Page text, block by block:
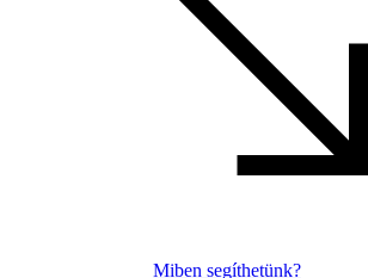
Miben segíthetünk?